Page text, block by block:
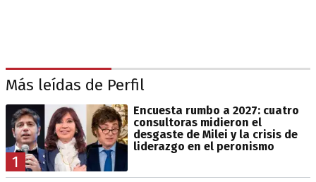
Más leídas de Perfil
1
Encuesta rumbo a 2027: cuatro
consultoras midieron el
desgaste de Milei y la crisis de
liderazgo en el peronismo